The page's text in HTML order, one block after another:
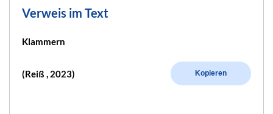
Verweis im Text
Klammern
(Reiß , 2023) Kopieren